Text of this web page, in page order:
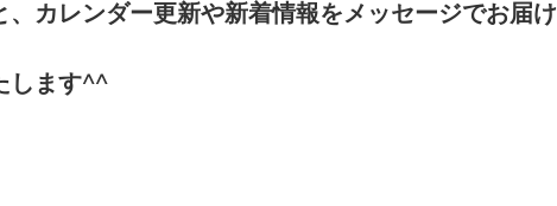
カレンダー更新や新着情報をメッセージでお届け
します^^